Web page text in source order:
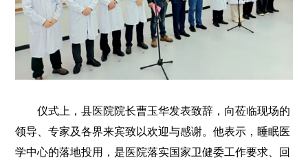
仪式上，县医院院长曹玉华发表致辞，向莅临现场的
领导、专家及各界来宾致以欢迎与感谢。他表示，睡眠医
学中心的落地投用，是医院落实国家卫健委工作要求、回